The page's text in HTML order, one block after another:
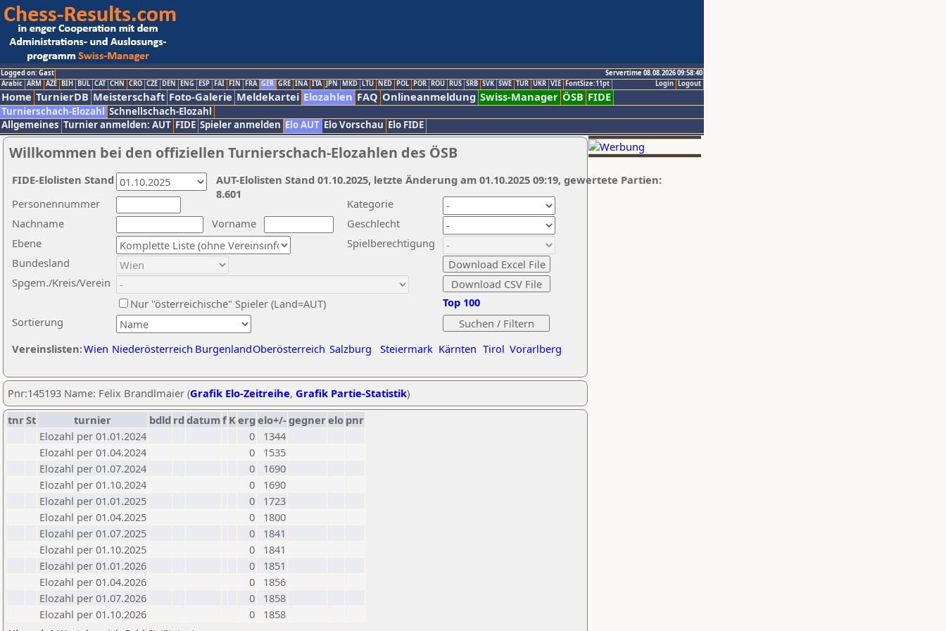
Logged on: Gast
Servertime 08.08.2026 09:58:40
Logout
Login
Arabic ARM AZE BIH BUL CAT CHN CRO CZE DEN ENG ESP FAI FIN FRA GER GRE INA ITA JPN MKD LTU NED POL POR ROU RUS SRB SVK SWE TUR UKR VIE FontSize:11pt
Home TurnierDB Meisterschaft Foto-Galerie Meldekartei Elozahlen FAQ Onlineanmeldung Swiss-Manager ÖSB FIDE
Turnierschach-Elozahl Schnellschach-Elozahl
Allgemeines Turnier anmelden: AUT FIDE Spieler anmelden Elo AUT Elo Vorschau Elo FIDE
Willkommen bei den offiziellen Turnierschach-Elozahlen des ÖSB
Nachname
Vorname
Ebene
Kategorie
Sortierung
Personennummer
Bundesland
Spgem./Kreis/Verein
Geschlecht
Nur "österreichische" Spieler (Land=AUT)
Spielberechtigung
Vereinslisten:Wien Niederösterreich BurgenlandOberösterreich Salzburg Steiermark Kärnten Tirol Vorarlberg
Top 100
AUT-Elolisten Stand 01.10.2025, letzte Änderung am 01.10.2025 09:19, gewertete Partien:
8.601
FIDE-Elolisten Stand
Pnr:145193 Name: Felix Brandlmaier (Grafik Elo-Zeitreihe, Grafik Partie-Statistik)
tnrSt turnier bdld rd datumf Kerg elo+/-gegnerelo pnr
Elozahl per 01.01.2024
0
1344
Elozahl per 01.04.2024
0
1535
Elozahl per 01.07.2024
0
1690
Elozahl per 01.10.2024
0
1690
Elozahl per 01.01.2025
0
1723
Elozahl per 01.04.2025
0
1800
Elozahl per 01.07.2025
0
1841
Elozahl per 01.10.2025
0
1841
Elozahl per 01.01.2026
0
1851
Elozahl per 01.04.2026
0
1856
Elozahl per 01.07.2026
0
1858
Elozahl per 01.10.2026
0
1858